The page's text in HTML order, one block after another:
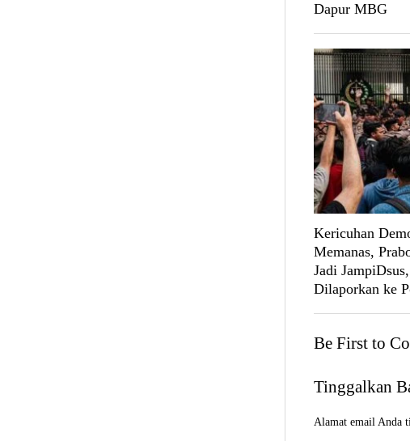
Dapur MBG
Kericuhan
Memanas,
Jadi
Dilaporkan ke
Be First to
Tinggalkan
Alamat email Anda